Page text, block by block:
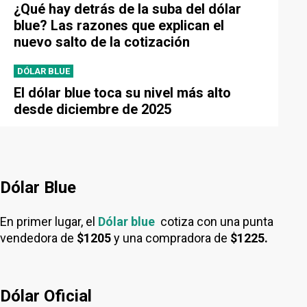
¿Qué hay detrás de la suba del dólar
blue? Las razones que explican el
nuevo salto de la cotización
DÓLAR BLUE
El dólar blue toca su nivel más alto
desde diciembre de 2025
Dólar Blue
En primer lugar, el Dólar blue cotiza con una punta
vendedora de $1205y una compradora de $1225.
Dólar Oficial